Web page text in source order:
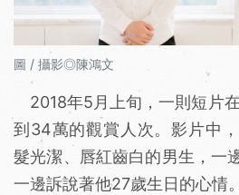
圖 / 攝影◎陳鴻文
2018年5月上旬，一則短片
到34萬的觀賞人次。影片中
髮光潔、唇紅齒白的男生，一
一邊訴說著他27歲生日的心情。